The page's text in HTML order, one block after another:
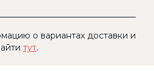
о вариантах доставки и
тут.